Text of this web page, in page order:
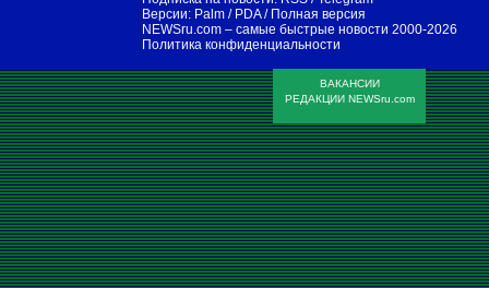
Версии: Palm / PDA/ Полная версия
NEWSru.com – самые быстрые новости 2000-2026
Политика конфиденциальности
ВАКАНСИИ
РЕДАКЦИИ NEWSru.com